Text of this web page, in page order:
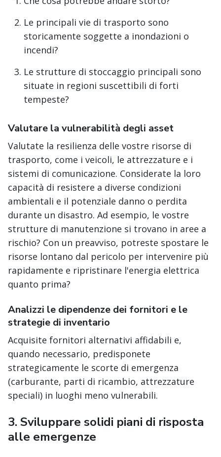
Le principali vie di trasporto sono
storicamente soggette a inondazioni o
incendi?
Le strutture di stoccaggio principali sono
situate in regioni suscettibili di forti
tempeste?
Valutare la vulnerabilità degli asset
Valutate la resilienza delle vostre risorse di
trasporto, come i veicoli, le attrezzature e i
sistemi di comunicazione. Considerate la loro
capacità di resistere a diverse condizioni
ambientali e il potenziale danno o perdita
durante un disastro. Ad esempio, le vostre
strutture di manutenzione si trovano in aree a
rischio? Con un preavviso, potreste spostare le
risorse lontano dal pericolo per intervenire più
rapidamente e ripristinare l'energia elettrica
quanto prima?
Analizzi le dipendenze dei fornitori e le
strategie di inventario
Acquisite fornitori alternativi affidabili e,
quando necessario, predisponete
strategicamente le scorte di emergenza
(carburante, parti di ricambio, attrezzature
speciali) in luoghi meno vulnerabili.
3. Sviluppare solidi piani di risposta
alle emergenze